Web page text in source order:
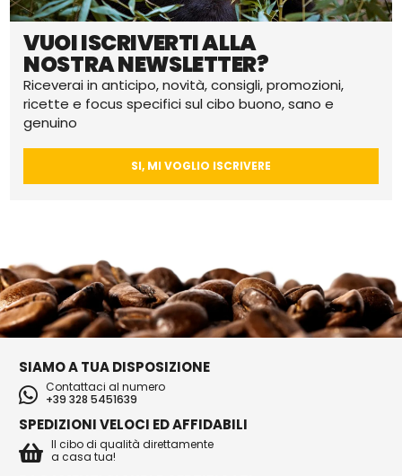
VUOI ISCRIVERTI ALLA
NOSTRA NEWSLETTER?
Riceverai in anticipo, novità, consigli, promozioni,
ricette e focus specifici sul cibo buono, sano e
genuino
SI, MI VOGLIO ISCRIVERE
SIAMO A TUA DISPOSIZIONE
Contattaci al numero
+39 328 5451639
SPEDIZIONI VELOCI ED AFFIDABILI
Il cibo di qualità direttamente
a casa tua!